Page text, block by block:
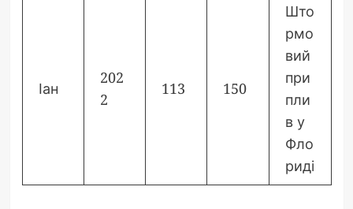
Іан
202
2
113 150
Што
рмо
вий
при
пли
в у
Фло
риді